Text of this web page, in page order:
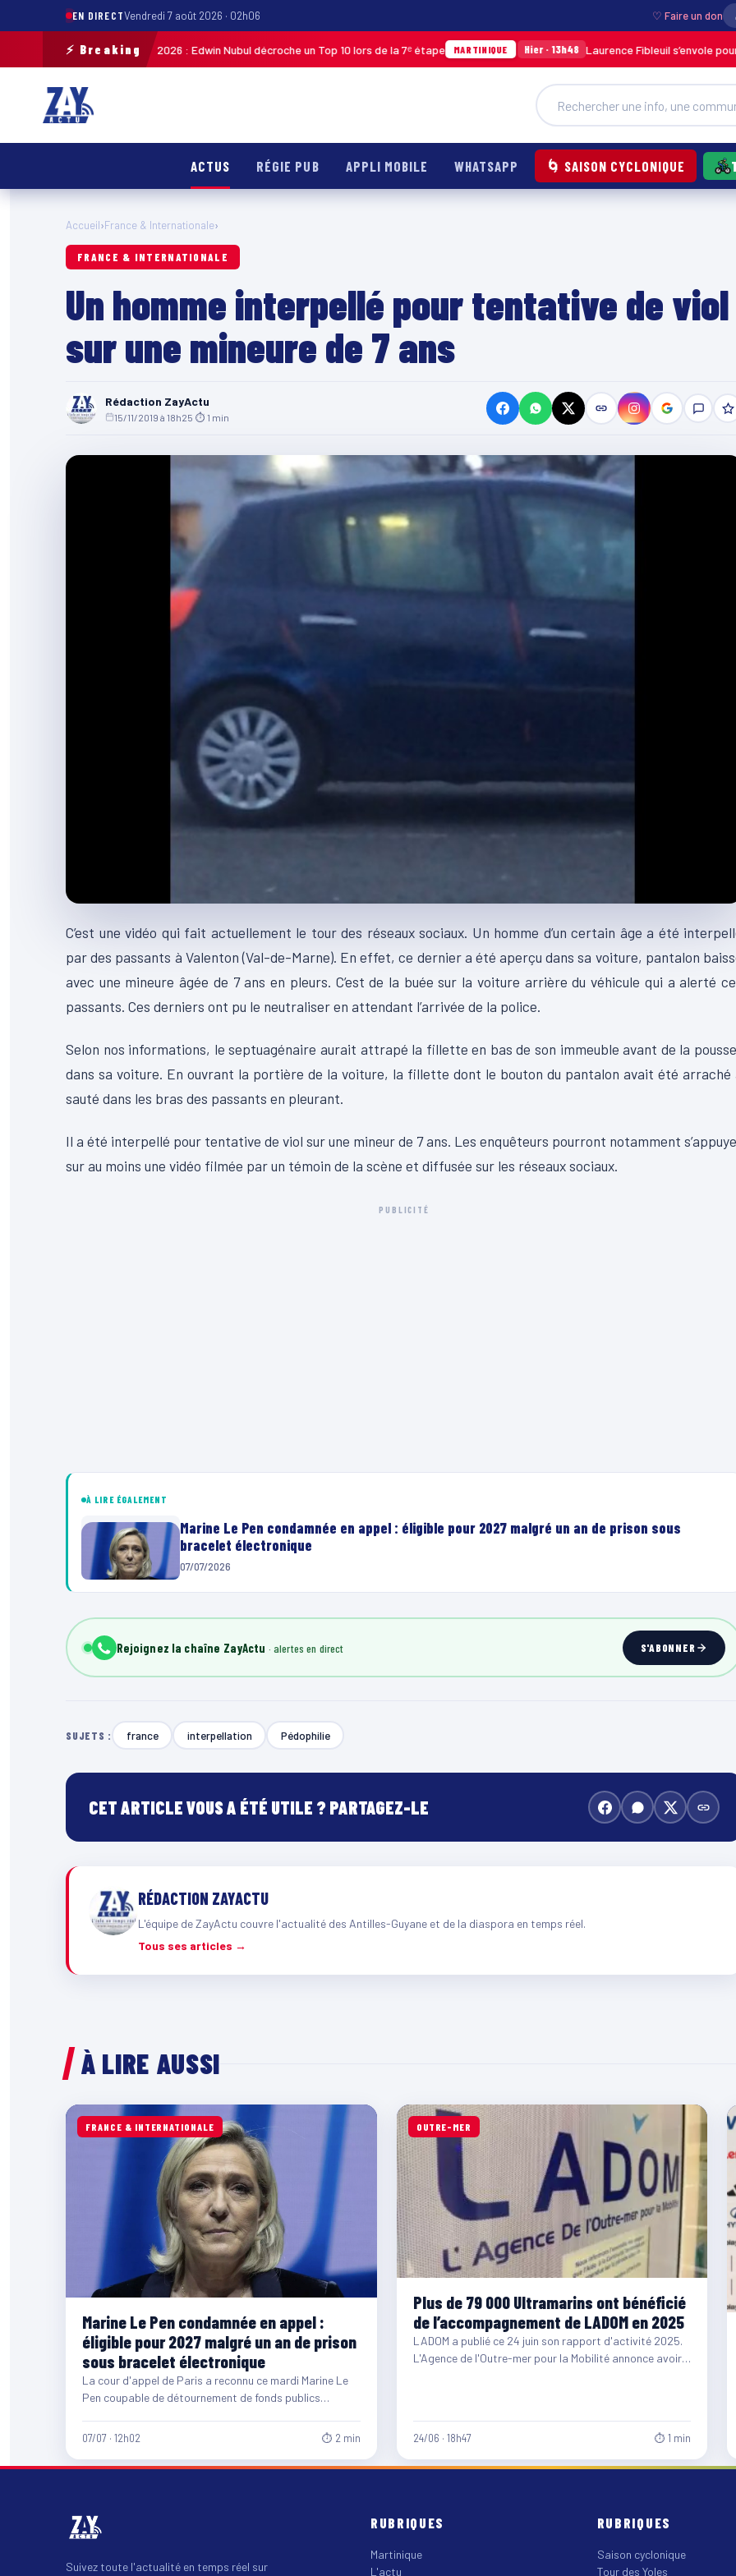
EN DIRECTVendredi 7 août 2026 · 02h06 ♡ Faire un don
⚡ Breaking
de Guadeloupe 2026 : Edwin Nubul décroche un Top 10 lors de la 7ᵉ étape MARTINIQUE Hier · 13h48 Laurence Fibleuil s’envole pour
ACTUS RÉGIE PUB APPLI MOBILE WHATSAPP 🌀 SAISON CYCLONIQUE
Accueil›France & Internationale›
FRANCE & INTERNATIONALE
Un homme interpellé pour tentative de viol
sur une mineure de 7 ans
Rédaction ZayActu
15/11/2019 à 18h25 ⏱ 1 min
C’est une vidéo qui fait actuellement le tour des réseaux sociaux. Un homme d’un certain âge a été
par des passants à Valenton (Val-de-Marne). En effet, ce dernier a été aperçu dans sa voiture, pantalon
avec une mineure âgée de 7 ans en pleurs. C’est de la buée sur la voiture arrière du véhicule qui a alerté
passants. Ces derniers ont pu le neutraliser en attendant l’arrivée de la police.
Selon nos informations, le septuagénaire aurait attrapé la fillette en bas de son immeuble avant de la
dans sa voiture. En ouvrant la portière de la voiture, la fillette dont le bouton du pantalon avait été arraché
sauté dans les bras des passants en pleurant.
Il a été interpellé pour tentative de viol sur une mineur de 7 ans. Les enquêteurs pourront notamment
sur au moins une vidéo filmée par un témoin de la scène et diffusée sur les réseaux sociaux.
PUBLICITÉ
À LIRE ÉGALEMENT
Marine Le Pen condamnée en appel : éligible pour 2027 malgré un an de prison sous
bracelet électronique
07/07/2026
Rejoignez la chaîne ZayActu S'ABONNER
SUJETS : france interpellation Pédophilie
CET ARTICLE VOUS A ÉTÉ UTILE ? PARTAGEZ-LE
RÉDACTION ZAYACTU
L'équipe de ZayActu couvre l'actualité des Antilles-Guyane et de la diaspora en temps réel.
Tous ses articles →
À LIRE AUSSI
FRANCE & INTERNATIONALE
Marine Le Pen condamnée en appel :
éligible pour 2027 malgré un an de prison
sous bracelet électronique
La cour d'appel de Paris a reconnu ce mardi Marine Le
Pen coupable de détournement de fonds publics…
07/07 · 12h02 ⏱ 2 min
OUTRE-MER
Plus de 79 000 Ultramarins ont bénéficié
de l’accompagnement de LADOM en 2025
LADOM a publié ce 24 juin son rapport d'activité 2025.
L'Agence de l'Outre-mer pour la Mobilité annonce avoir…
24/06 · 18h47 ⏱ 1 min
Suivez toute l'actualité en temps réel sur
RUBRIQUES
Martinique
L'actu
RUBRIQUES
Saison cyclonique
Tour des Yoles